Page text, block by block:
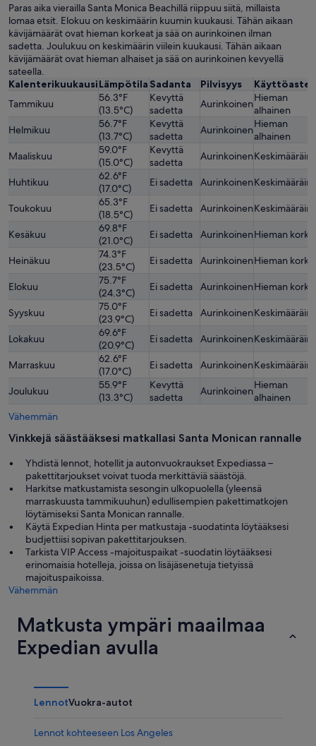
Paras aika vierailla Santa Monica Beachillä riippuu siitä, millaista
lomaa etsit. Elokuu on keskimäärin kuumin kuukausi. Tähän aikaan
kävijämäärät ovat hieman korkeat ja sää on aurinkoinen ilman
sadetta. Joulukuu on keskimäärin viilein kuukausi. Tähän aikaan
kävijämäärät ovat hieman alhaiset ja sää on aurinkoinen kevyellä
sateella.
KalenterikuukausiLämpötila Sadanta Pilvisyys
Käyttöaste
Tammikuu
56.3°F
(13.5°C)
Kevyttä
sadetta
AurinkoinenHieman
alhainen
Helmikuu
56.7°F
(13.7°C)
Kevyttä
sadetta
AurinkoinenHieman
alhainen
Maaliskuu
59.0°F
(15.0°C)
Kevyttä
sadetta
Aurinkoinen
Huhtikuu
62.6°F
(17.0°C)
Ei sadetta Aurinkoinen
Toukokuu
65.3°F
(18.5°C)
Ei sadetta Aurinkoinen
Kesäkuu
69.8°F
(21.0°C)
Ei sadetta AurinkoinenHieman
Heinäkuu
74.3°F
(23.5°C)
Ei sadetta AurinkoinenHieman
Elokuu
75.7°F
(24.3°C)
Ei sadetta AurinkoinenHieman
Syyskuu
75.0°F
(23.9°C)
Ei sadetta Aurinkoinen
Lokakuu
69.6°F
(20.9°C)
Ei sadetta Aurinkoinen
Marraskuu
62.6°F
(17.0°C)
Ei sadetta Aurinkoinen
Joulukuu
55.9°F
(13.3°C)
Kevyttä
sadetta
AurinkoinenHieman
alhainen
Vähemmän
Vinkkejä säästääksesi matkallasi Santa Monican rannalle
Yhdistä lennot, hotellit ja autonvuokraukset Expediassa –
pakettitarjoukset voivat tuoda merkittäviä säästöjä.
Harkitse matkustamista sesongin ulkopuolella (yleensä
marraskuusta tammikuuhun) edullisempien pakettimatkojen
löytämiseksi Santa Monican rannalle.
Käytä Expedian Hinta per matkustaja -suodatinta löytääksesi
budjettiisi sopivan pakettitarjouksen.
Tarkista VIP Access -majoituspaikat -suodatin löytääksesi
erinomaisia hotelleja, joissa on lisäjäsenetuja tietyissä
majoituspaikoissa.
Vähemmän
Matkusta ympäri maailmaa
Expedian avulla
LennotVuokra-autot
Lennot kohteeseen Los Angeles